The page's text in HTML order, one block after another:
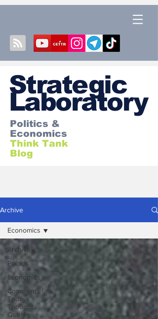
Strategic
Laboratory
Politics &
Economics
Think Tank
Blog
Archive
Archive
Politics
Economics
Comments |
Todays
Thought |
Quotes
Economics